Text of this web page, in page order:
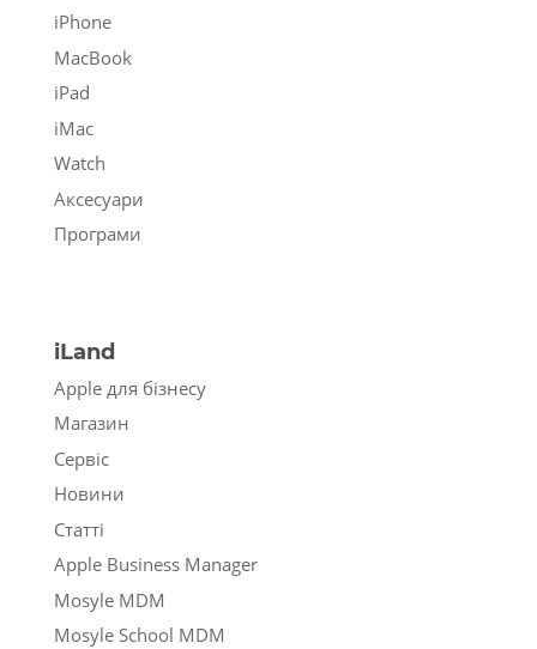
iPhone
MacBook
iPad
iMac
Watch
Аксесуари
Програми
iLand
Apple для бізнесу
Магазин
Сервіс
Новини
Статті
Apple Business Manager
Mosyle MDM
Mosyle School MDM